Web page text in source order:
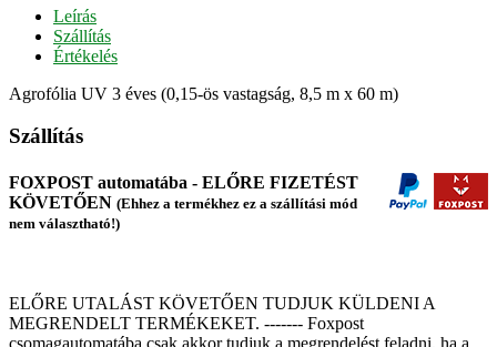
Leírás
Szállítás
Értékelés
Agrofólia UV 3 éves (0,15-ös vastagság, 8,5 m x 60 m)
Szállítás
FOXPOST automatába - ELŐRE FIZETÉST
KÖVETŐEN (Ehhez a termékhez ez a szállítási mód
nem választható!)
ELŐRE UTALÁST KÖVETŐEN TUDJUK KÜLDENI A
MEGRENDELT TERMÉKEKET. ------- Foxpost
csomagautomatába csak akkor tudjuk a megrendelést feladni, ha a